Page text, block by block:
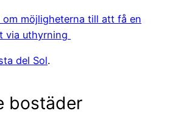
möjligheterna till att få en
via uthyrning
del Sol.
bostäder